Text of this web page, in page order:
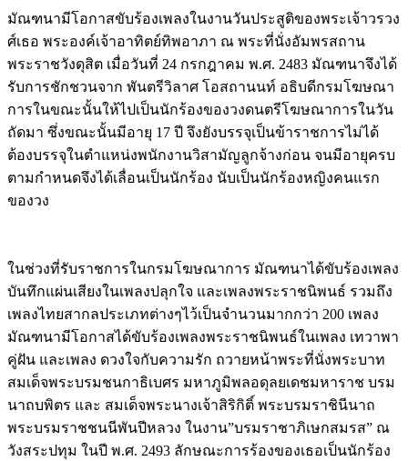
มัณฑนามีโอกาสขับร้องเพลงในงานวันประสูติของพระเจ้าวรวง
ศ์เธอ พระองค์เจ้าอาทิตย์ทิพอาภา ณ พระที่นั่งอัมพรสถาน
พระราชวังดุสิต เมื่อวันที่ 24 กรกฎาคม พ.ศ. 2483 มัณฑนาจึงได้
รับการชักชวนจาก พันตรีวิลาศ โอสถานนท์ อธิบดีกรมโฆษณา
การในขณะนั้นให้ไปเป็นนักร้องของวงดนตรีโฆษณาการในวัน
ถัดมา ซึ่งขณะนั้นมีอายุ 17 ปี จึงยังบรรจุเป็นข้าราชการไม่ได้
ต้องบรรจุในตำแหน่งพนักงานวิสามัญลูกจ้างก่อน จนมีอายุครบ
ตามกำหนดจึงได้เลื่อนเป็นนักร้อง นับเป็นนักร้องหญิงคนแรก
ของวง
ในช่วงที่รับราชการในกรมโฆษณาการ มัณฑนาได้ขับร้องเพลง
บันทึกแผ่นเสียงในเพลงปลุกใจ และเพลงพระราชนิพนธ์ รวมถึง
เพลงไทยสากลประเภทต่างๆไว้เป็นจำนวนมากกว่า 200 เพลง
มัณฑนามีโอกาสได้ขับร้องเพลงพระราชนิพนธ์ในเพลง เทวาพา
คู่ฝัน และเพลง ดวงใจกับความรัก ถวายหน้าพระที่นั่งพระบาท
สมเด็จพระบรมชนกาธิเบศร มหาภูมิพลอดุลยเดชมหาราช บรม
นาถบพิตร และ สมเด็จพระนางเจ้าสิริกิติ์ พระบรมราชินีนาถ
พระบรมราชชนนีพันปีหลวง ในงาน”บรมราชาภิเษกสมรส” ณ
วังสระปทุม ในปี พ.ศ. 2493 ลักษณะการร้องของเธอเป็นนักร้อง